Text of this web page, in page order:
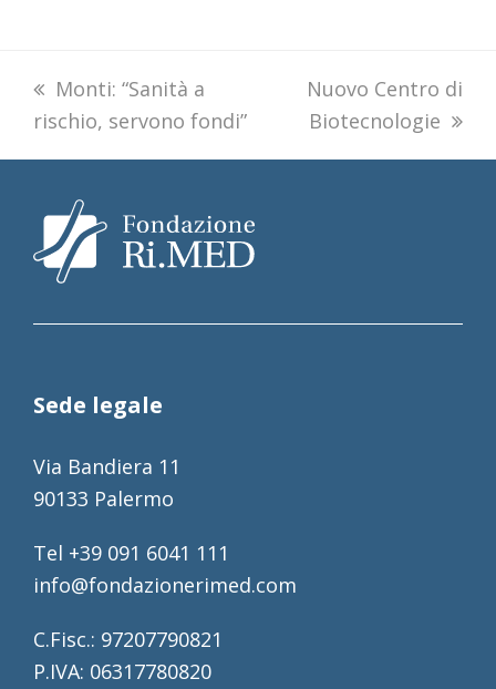
previous
post:
Monti: “Sanità a
rischio, servono fondi”
next
post:
Nuovo Centro di
Biotecnologie
Sede legale
Via Bandiera 11
90133 Palermo
Tel +39 091 6041 111
info@fondazionerimed.com
C.Fisc.: 97207790821
P.IVA: 06317780820